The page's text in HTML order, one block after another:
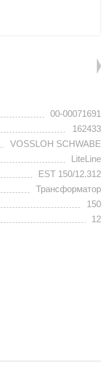
00-00071691
162433
VOSSLOH SCHWABE
LiteLine
EST 150/12.312
Трансформатор
150
12